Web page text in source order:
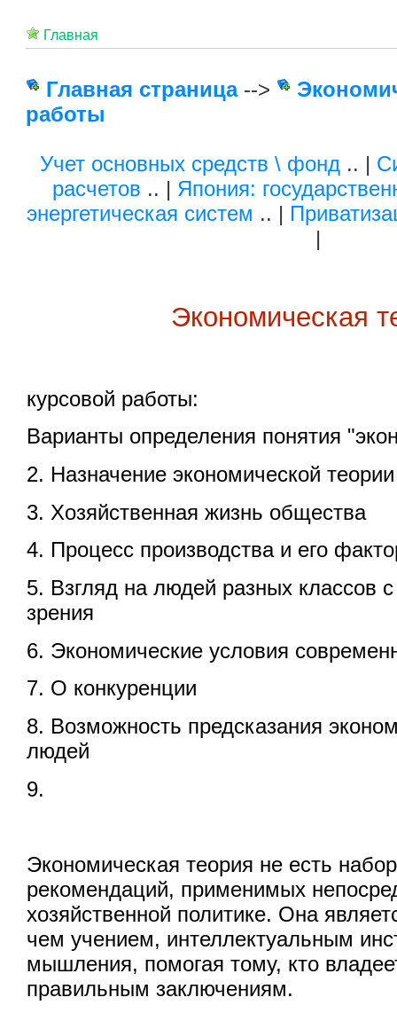
Главная
Главная страница-->
работы
Учет основных средств \ фонд.. |
расчетов .. | Япония:
энергетическая систем .. |
|
Экономическая
курсовой работы:
Варианты определения понятия
2. Назначение экономической теории
3. Хозяйственная жизнь общества
4. Процесс производства и его
5. Взгляд на людей разных классов
зрения
6. Экономические условия
7. О конкуренции
8. Возможность предсказания
людей
9.
Экономическая теория не есть
рекомендаций, применимых
хозяйственной политике. Она
чем учением, интеллектуальным
мышления, помогая тому, кто
правильным заключениям.